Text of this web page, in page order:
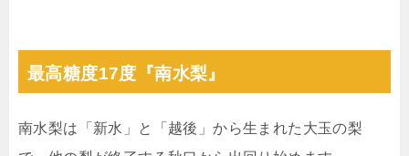
最高糖度17度『南水梨』
南水梨は「新水」と「越後」から生まれた大玉の梨